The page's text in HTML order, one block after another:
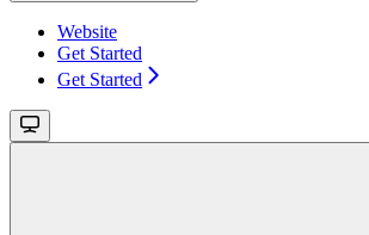
Website
Get Started
Get Started